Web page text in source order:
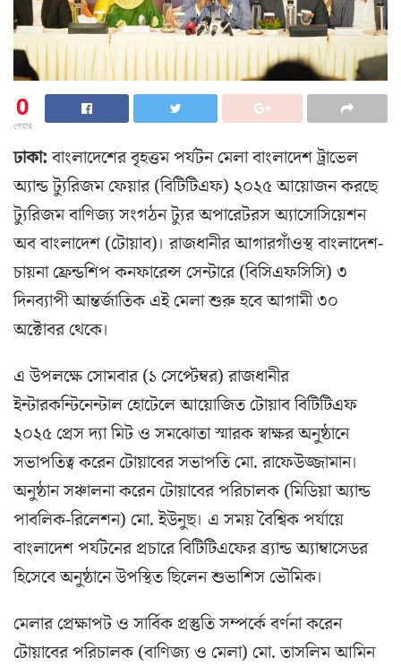
0
শেয়ার
ঢাকা:বাংলাদেশের বৃহত্তম পর্যটন মেলা বাংলাদেশ ট্রাভেল
অ্যান্ড ট্যুরিজম ফেয়ার (বিটিটিএফ) ২০২৫ আয়োজন করছে
ট্যুরিজম বাণিজ্য সংগঠন ট্যুর অপারেটরস অ্যাসোসিয়েশন
অব বাংলাদেশ (টোয়াব)। রাজধানীর আগারগাঁওস্থ বাংলাদেশ-
চায়না ফ্রেন্ডশিপ কনফারেন্স সেন্টারে (বিসিএফসিসি) ৩
দিনব্যাপী আন্তর্জাতিক এই মেলা শুরু হবে আগামী ৩০
অক্টোবর থেকে।
এ উপলক্ষে সোমবার (১ সেপ্টেম্বর) রাজধানীর
ইন্টারকন্টিনেন্টাল হোটেলে আয়োজিত টোয়াব বিটিটিএফ
২০২৫ প্রেস দ্যা মিট ও সমঝোতা স্মারক স্বাক্ষর অনুষ্ঠানে
সভাপতিত্ব করেন টোয়াবের সভাপতি মো. রাফেউজ্জামান।
অনুষ্ঠান সঞ্চালনা করেন টোয়াবের পরিচালক (মিডিয়া অ্যান্ড
পাবলিক-রিলেশন) মো. ইউনুছ। এ সময় বৈশ্বিক পর্যায়ে
বাংলাদেশ পর্যটনের প্রচারে বিটিটিএফের ব্র্যান্ড অ্যাম্বাসেডর
হিসেবে অনুষ্ঠানে উপস্থিত ছিলেন শুভাশিস ভৌমিক।
মেলার প্রেক্ষাপট ও সার্বিক প্রস্তুতি সম্পর্কে বর্ণনা করেন
টোয়াবের পরিচালক (বাণিজ্য ও মেলা) মো. তাসলিম আমিন